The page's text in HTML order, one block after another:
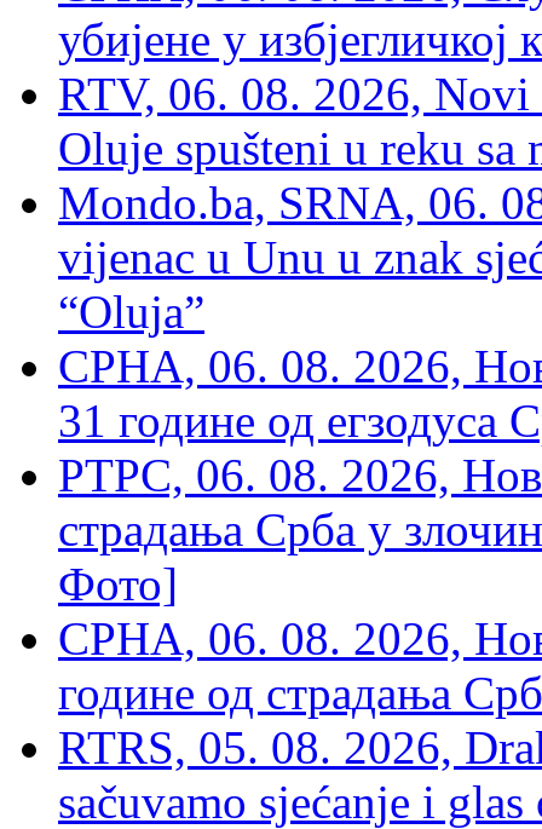
убијене у избјегличкој
RTV, 06. 08. 2026, Novi
Oluje spušteni u reku sa
Mondo.ba, SRNA, 06.
vijenac u Unu u znak
“Oluja”
СРНА, 06. 08. 2026,
31 године од егзодуса
РТРС, 06. 08. 2026,
страдања Срба у
Фото]
СРНА, 06. 08. 2026,
године од страдања
RTRS, 05. 08. 2026,
sačuvamo sjećanje i